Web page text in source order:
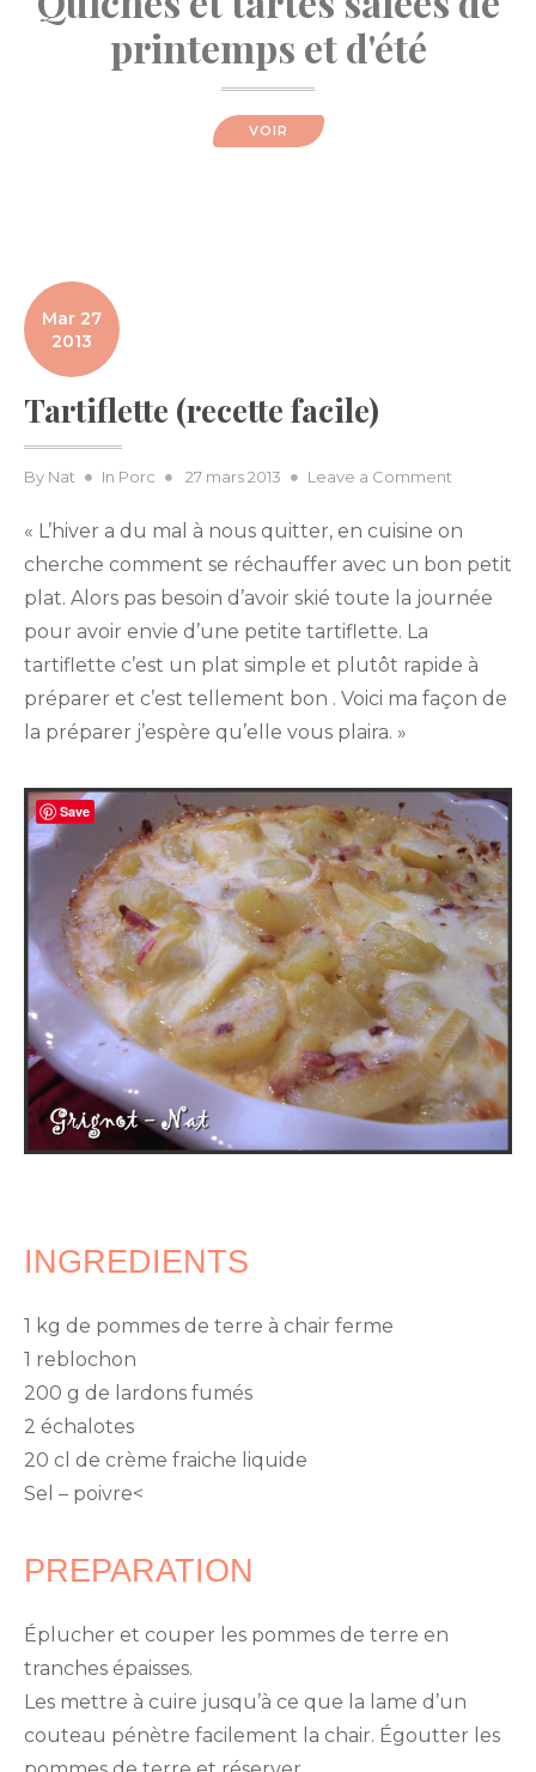
printemps et d'été
VOIR
Mar 27
2013
Tartiflette (recette facile)
By Nat In Porc
Posted
27 mars 2013 Leave a Comment
(recette
facile)
« L’hiver a du mal à nous quitter, en cuisine on
cherche comment se réchauffer avec un bon petit
plat. Alors pas besoin d’avoir skié toute la journée
pour avoir envie d’une petite tartiflette. La
tartiflette c’est un plat simple et plutôt rapide à
préparer et c’est tellement bon . Voici ma façon de
la préparer j’espère qu’elle vous plaira. »
INGREDIENTS
1 kg de pommes de terre à chair ferme
1 reblochon
200 g de lardons fumés
2 échalotes
20 cl de crème fraiche liquide
Sel – poivre<
PREPARATION
Éplucher et couper les pommes de terre en
tranches épaisses.
Les mettre à cuire jusqu’à ce que la lame d’un
couteau pénètre facilement la chair. Égoutter les
Save